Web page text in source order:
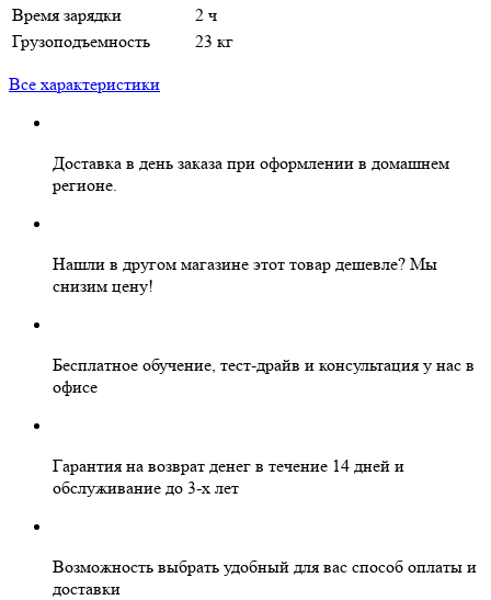
Время зарядки
2 ч
Грузоподъемность
23 кг
Все характеристики
Доставка в день заказа при оформлении в домашнем
регионе.
Нашли в другом магазине этот товар дешевле? Мы
снизим цену!
Бесплатное обучение, тест-драйв и консультация у нас в
офисе
Гарантия на возврат денег в течение 14 дней и
обслуживание до 3-х лет
Возможность выбрать удобный для вас способ оплаты и
доставки